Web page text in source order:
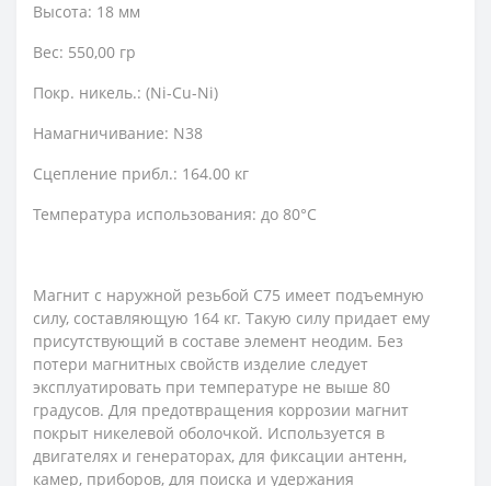
Высота: 18 мм
Вес: 550,00 гр
Покр. никель.: (Ni-Cu-Ni)
Намагничивание: N38
Сцепление прибл.: 164.00 кг
Температура использования: до 80°C
Магнит с наружной резьбой С75 имеет подъемную
силу, составляющую 164 кг. Такую силу придает ему
присутствующий в составе элемент неодим. Без
потери магнитных свойств изделие следует
эксплуатировать при температуре не выше 80
градусов. Для предотвращения коррозии магнит
покрыт никелевой оболочкой. Используется в
двигателях и генераторах, для фиксации антенн,
камер, приборов, для поиска и удержания